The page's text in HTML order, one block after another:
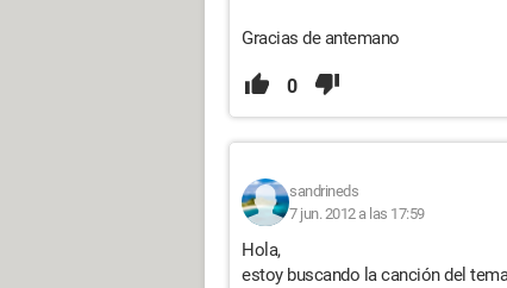
Gracias de antemano
0
sandrineds
7 jun. 2012 a las 17:59
Hola,
estoy buscando la canción del